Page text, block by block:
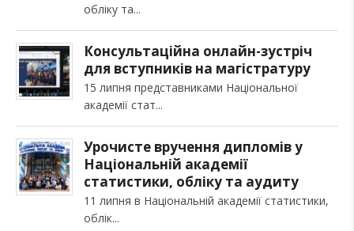
обліку та
Консультаційна онлайн-зустріч
для вступників на магістратуру
15 липня представниками Національної
академії стат
Урочисте вручення дипломів у
Національній академії
статистики, обліку та аудиту
11 липня в Національній академії статистики,
облік